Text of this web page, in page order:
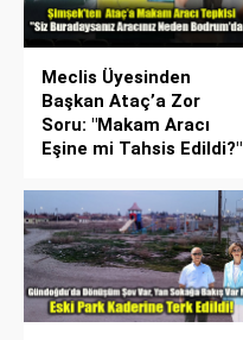
Meclis Üyesinden
Başkan Ataç’a Zor
Soru: "Makam Aracı
Eşine mi Tahsis Edildi?"